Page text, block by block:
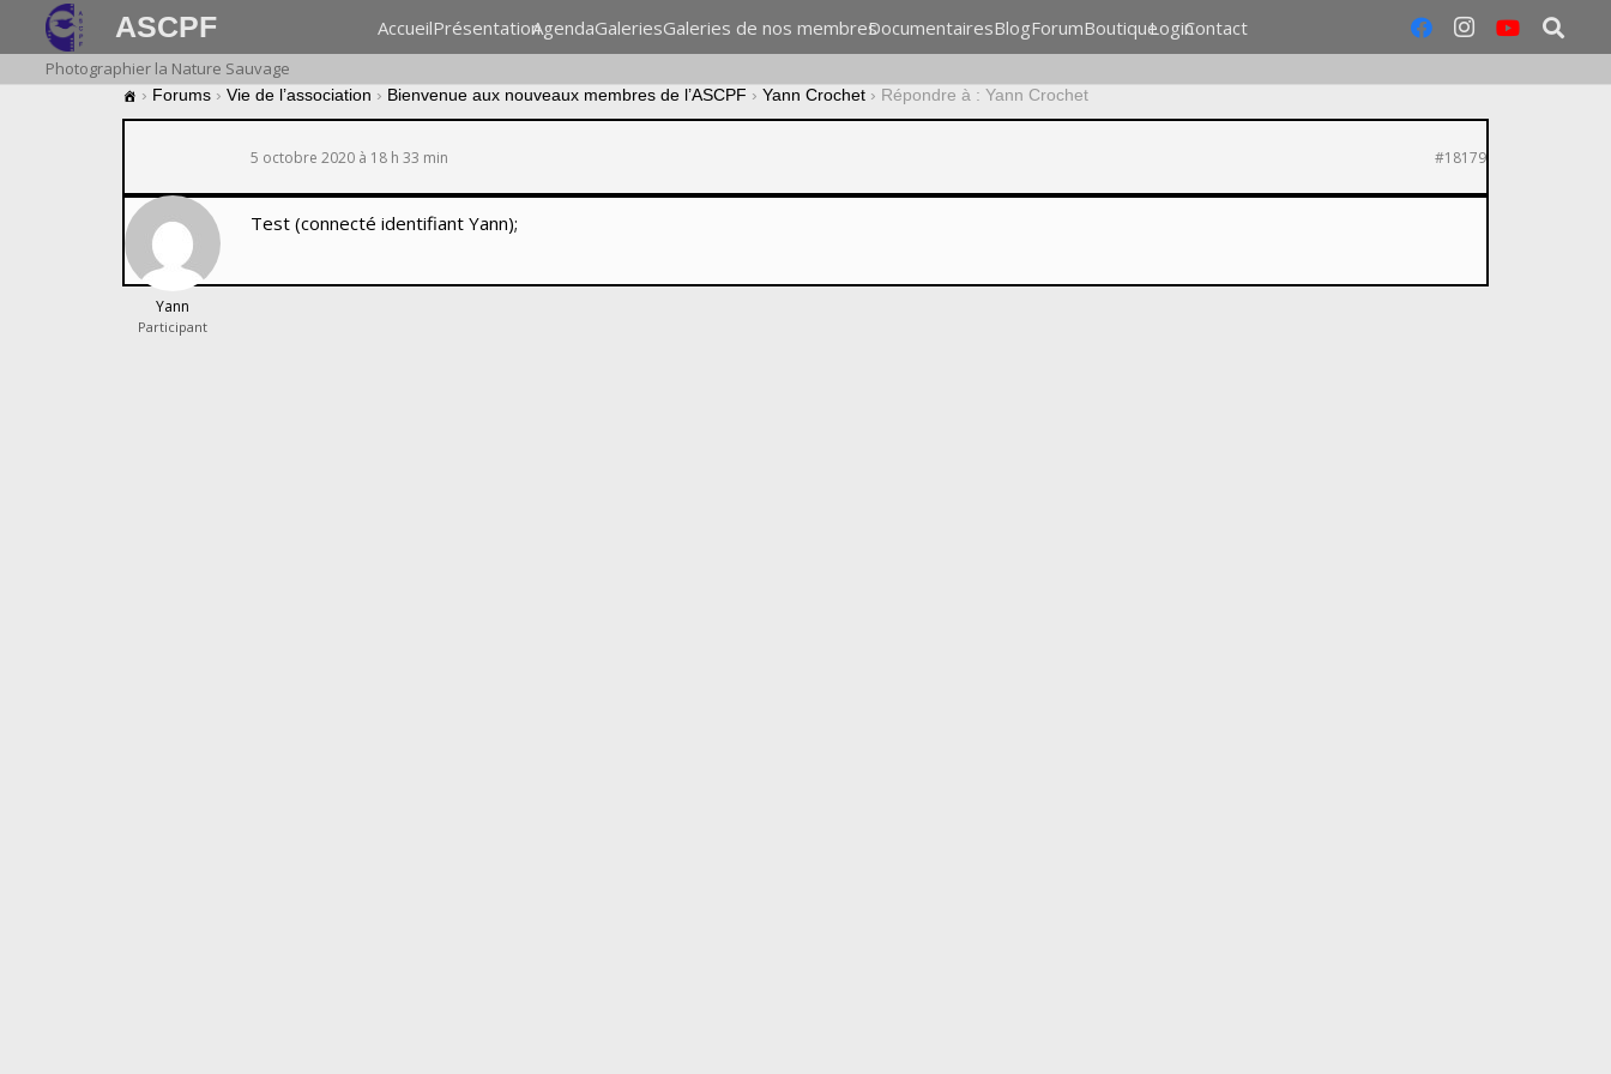
ASCPF AccueilPrésentationAgendaGaleriesGaleries de nos membresDocumentairesBlogForumBoutiqueLoginContact
Photographier la Nature Sauvage
› Forums › Vie de l’association › Bienvenue aux nouveaux membres de l’ASCPF › Yann Crochet › Répondre à : Yann Crochet
5 octobre 2020 à 18 h 33 min #18179
Yann
Participant
Test (connecté identifiant Yann);